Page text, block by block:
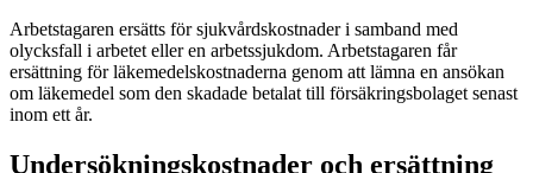
Arbetstagaren ersätts för sjukvårdskostnader i samband med
olycksfall i arbetet eller en arbetssjukdom. Arbetstagaren får
ersättning för läkemedelskostnaderna genom att lämna en ansökan
om läkemedel som den skadade betalat till försäkringsbolaget senast
inom ett år.
Undersökningskostnader och ersättning